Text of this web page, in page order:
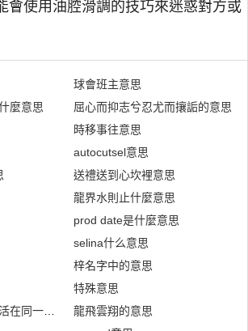
會使用油腔滑調的技巧來迷惑對方或
麼意思
在同一片海裡意思
球會班主意思
屈心而抑志兮忍尤而攘詬的意思
時移事往意思
autocutsel意思
送禮送到心坎裡意思
龍界水則止什麼意思
prod date是什麼意思
selina什么意思
梓名字中的意思
特殊意思
龍飛雲翔的意思